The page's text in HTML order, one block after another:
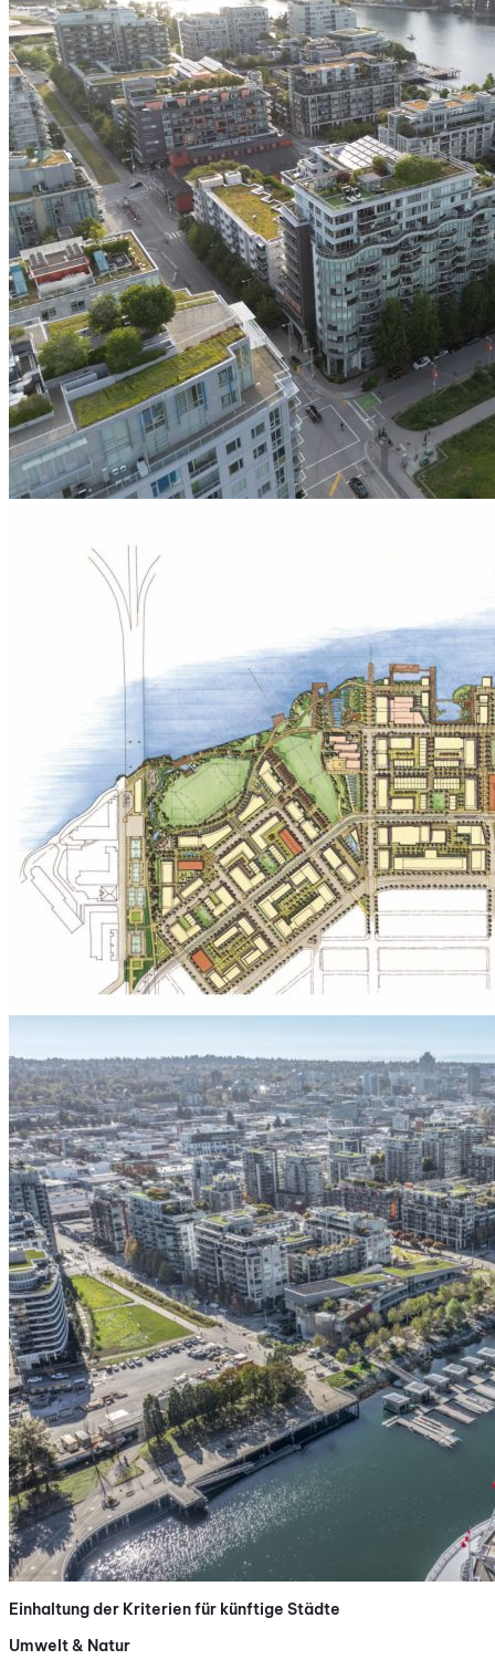
Einhaltung der Kriterien für künftige Städte
Umwelt & Natur